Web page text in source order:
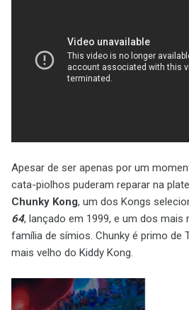
Apesar de ser apenas por um
cata-piolhos puderam reparar na
Chunky Kong, um dos Kongs
64, lançado em 1999, e um dos
família de símios. Chunky é primo de
mais velho do Kiddy Kong.